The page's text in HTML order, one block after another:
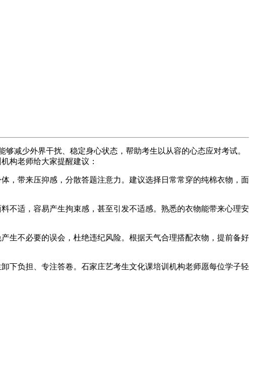
减少外界干扰、稳定身心状态，帮助考生以从容的心态应对考试。
构老师给大家提醒建议：
带来压抑感，分散答题注意力。建议选择日常常穿的纯棉衣物，面
适，容易产生拘束感，甚至引发不适感。熟悉的衣物能带来心理安
不必要的误会，杜绝违纪风险。根据天气合理搭配衣物，提前备好
负担、专注答卷。石家庄艺考生文化课培训机构老师愿每位学子轻